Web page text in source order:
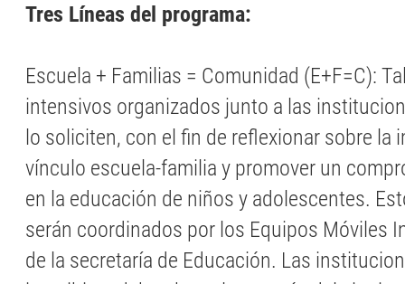
Tres Líneas del programa:
Escuela + Familias = Comunidad (E+F=C):
intensivos organizados junto a las
lo soliciten, con el fin de reflexionar sobre la
vínculo escuela-familia y promover un
en la educación de niños y adolescentes.
serán coordinados por los Equipos Móviles
de la secretaría de Educación. Las